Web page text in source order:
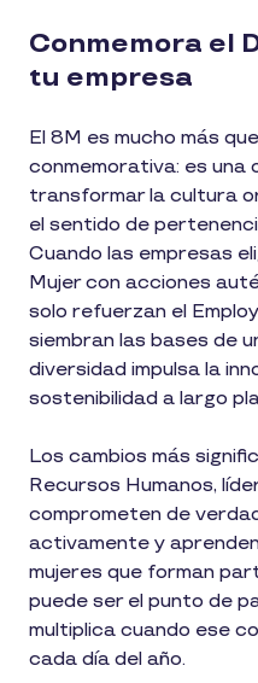
Conmemora el
tu empresa
El 8M es mucho más
conmemorativa: es una
transformar la cultura
el sentido de
Cuando las empresas
Mujer con acciones
solo refuerzan el
siembran las bases de
diversidad impulsa la
sostenibilidad a largo
Los cambios más
Recursos Humanos,
comprometen de
activamente y
mujeres que forman
puede ser el punto de
multiplica cuando ese
cada día del año.